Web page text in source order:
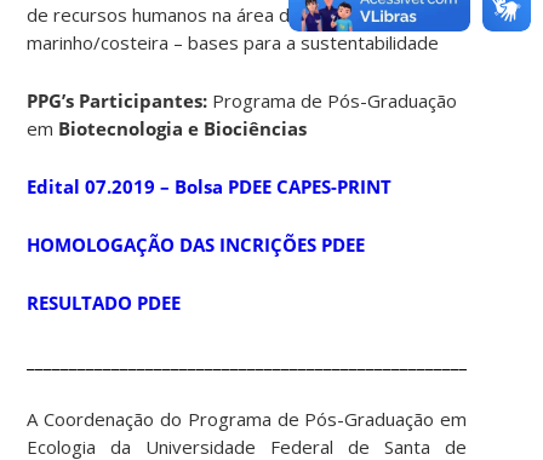
de recursos humanos na área de biodiversidade
marinho/costeira – bases para a sustentabilidade
PPG’s Participantes: Programa de Pós-Graduação
em Biotecnologia e Biociências
Edital 07.2019 – Bolsa PDEE CAPES-PRINT
HOMOLOGAÇÃO DAS INCRIÇÕES PDEE
RESULTADO PDEE
A Coordenação do Programa de Pós-Graduação em
Ecologia da Universidade Federal de Santa de